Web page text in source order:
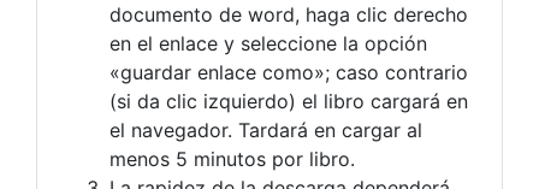
documento de word, haga clic derecho
en el enlace y seleccione la opción
«guardar enlace como»; caso contrario
(si da clic izquierdo) el libro cargará en
el navegador. Tardará en cargar al
menos 5 minutos por libro.